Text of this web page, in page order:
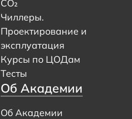
CO₂
Чиллеры.
Проектирование и
эксплуатация
Курсы по ЦОДам
Тесты
Об Академии
Об Академии